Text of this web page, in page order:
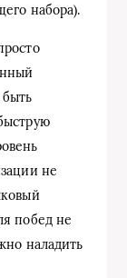
набора).
не
побед не
наладить